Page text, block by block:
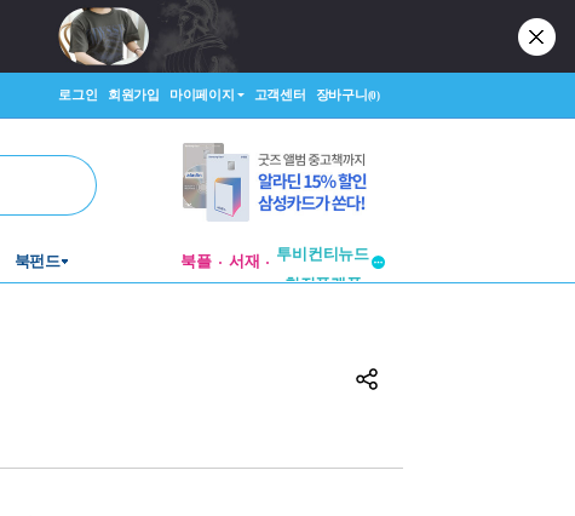
로그인 회원가입 마이페이지 고객센터 장바구니(0)
북펀드 북플 서재
창작플랫폼